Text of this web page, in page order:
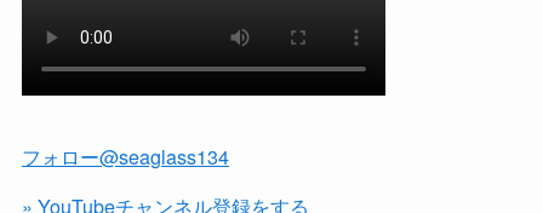
フォロー@seaglass134
» YouTubeチャンネル登録をする